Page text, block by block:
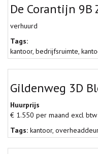
De Corantijn 9B
verhuurd
Tags:
kantoor, bedrijfsruimte,
Gildenweg 3D
Huurprijs
€ 1.550 per maand excl btw
Tags: kantoor, overheaddeur